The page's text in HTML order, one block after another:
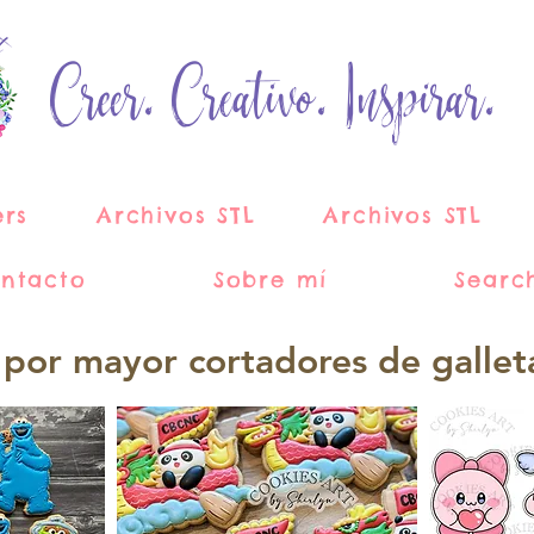
Creer. Creativo. Inspirar.
Archivos STL Archivos STL
Sobre mí
mayor cortadores de